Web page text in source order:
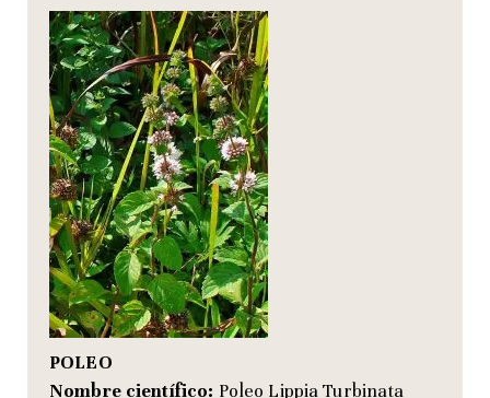
POLEO
Nombre científico: Poleo Lippia Turbinata